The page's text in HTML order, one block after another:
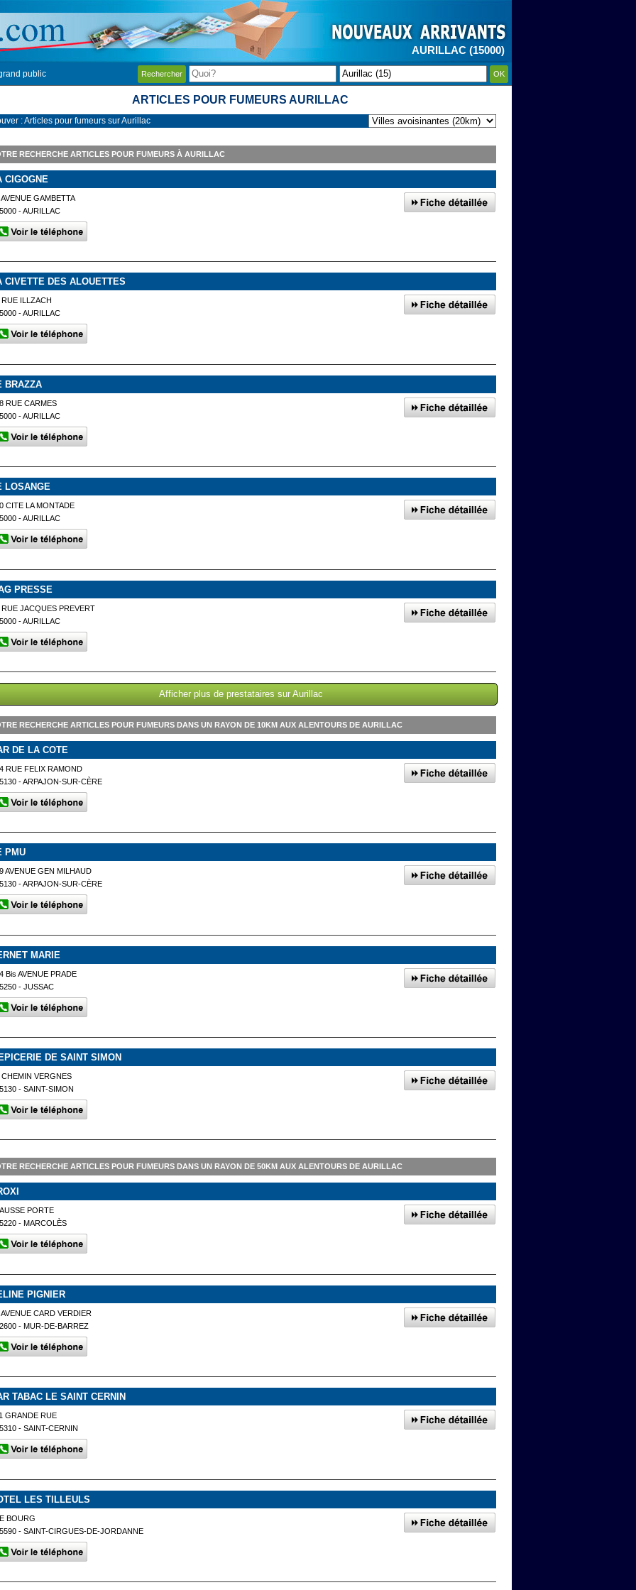
AURILLAC (15000)
public Rechercher OK
ARTICLES POUR FUMEURS AURILLAC
: Articles pour fumeurs sur Aurillac
RECHERCHE ARTICLES POUR FUMEURS À AURILLAC
CIGOGNE
AVENUE GAMBETTA
- AURILLAC
CIVETTE DES ALOUETTES
RUE ILLZACH
- AURILLAC
BRAZZA
RUE CARMES
- AURILLAC
LOSANGE
CITE LA MONTADE
- AURILLAC
PRESSE
RUE JACQUES PREVERT
- AURILLAC
Afficher plus de prestataires sur Aurillac
RECHERCHE ARTICLES POUR FUMEURS DANS UN RAYON DE 10KM AUX ALENTOURS DE AURILLAC
DE LA COTE
RUE FELIX RAMOND
- ARPAJON-SUR-CÈRE
PMU
AVENUE GEN MILHAUD
- ARPAJON-SUR-CÈRE
MARIE
Bis AVENUE PRADE
- JUSSAC
DE SAINT SIMON
CHEMIN VERGNES
- SAINT-SIMON
RECHERCHE ARTICLES POUR FUMEURS DANS UN RAYON DE 50KM AUX ALENTOURS DE AURILLAC
PORTE
- MARCOLÈS
PIGNIER
AVENUE CARD VERDIER
- MUR-DE-BARREZ
TABAC LE SAINT CERNIN
GRANDE RUE
- SAINT-CERNIN
LES TILLEULS
BOURG
- SAINT-CIRGUES-DE-JORDANNE